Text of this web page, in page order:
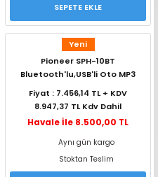
SEPETE EKLE
Yeni
Pioneer SPH-10BT
Bluetooth'lu,USB'li Oto MP3
Teyp
Fiyat : 7.456,14 TL + KDV
8.947,37 TL Kdv Dahil
Havale İle 8.500,00 TL
Aynı gün kargo
Stoktan Teslim